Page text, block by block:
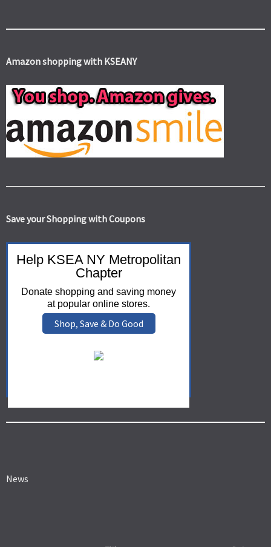
Amazon shopping with KSEANY
Save your Shopping with Coupons
Help KSEA NY Metropolitan
Chapter
Donate shopping and saving money
at popular online stores.
Shop, Save & Do Good
News